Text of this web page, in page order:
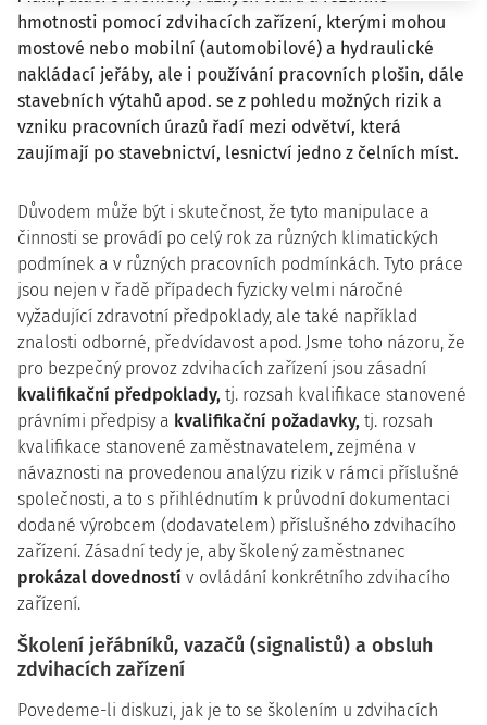
hmotnosti pomocí zdvihacích zařízení, kterými mohou
mostové nebo mobilní (automobilové) a hydraulické
nakládací jeřáby, ale i používání pracovních plošin, dále
stavebních výtahů apod. se z pohledu možných rizik a
vzniku pracovních úrazů řadí mezi odvětví, která
zaujímají po stavebnictví, lesnictví jedno z čelních míst.
Důvodem může být i skutečnost, že tyto manipulace a
činnosti se provádí po celý rok za různých klimatických
podmínek a v různých pracovních podmínkách. Tyto práce
jsou nejen v řadě případech fyzicky velmi náročné
vyžadující zdravotní předpoklady, ale také například
znalosti odborné, předvídavost apod. Jsme toho názoru, že
pro bezpečný provoz zdvihacích zařízení jsou zásadní
kvalifikační předpoklady, tj. rozsah kvalifikace stanovené
právními předpisy a kvalifikační požadavky, tj. rozsah
kvalifikace stanovené zaměstnavatelem, zejména v
návaznosti na provedenou analýzu rizik v rámci příslušné
společnosti, a to s přihlédnutím k průvodní dokumentaci
dodané výrobcem (dodavatelem) příslušného zdvihacího
zařízení. Zásadní tedy je, aby školený zaměstnanec
prokázal dovedností v ovládání konkrétního zdvihacího
zařízení.
Školení jeřábníků, vazačů (signalistů) a obsluh
zdvihacích zařízení
Povedeme-li diskuzi, jak je to se školením u zdvihacích